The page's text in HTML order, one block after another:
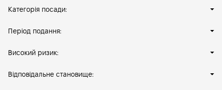
Категорія посади:
Період подання:
Високий ризик:
Відповідальне становище: